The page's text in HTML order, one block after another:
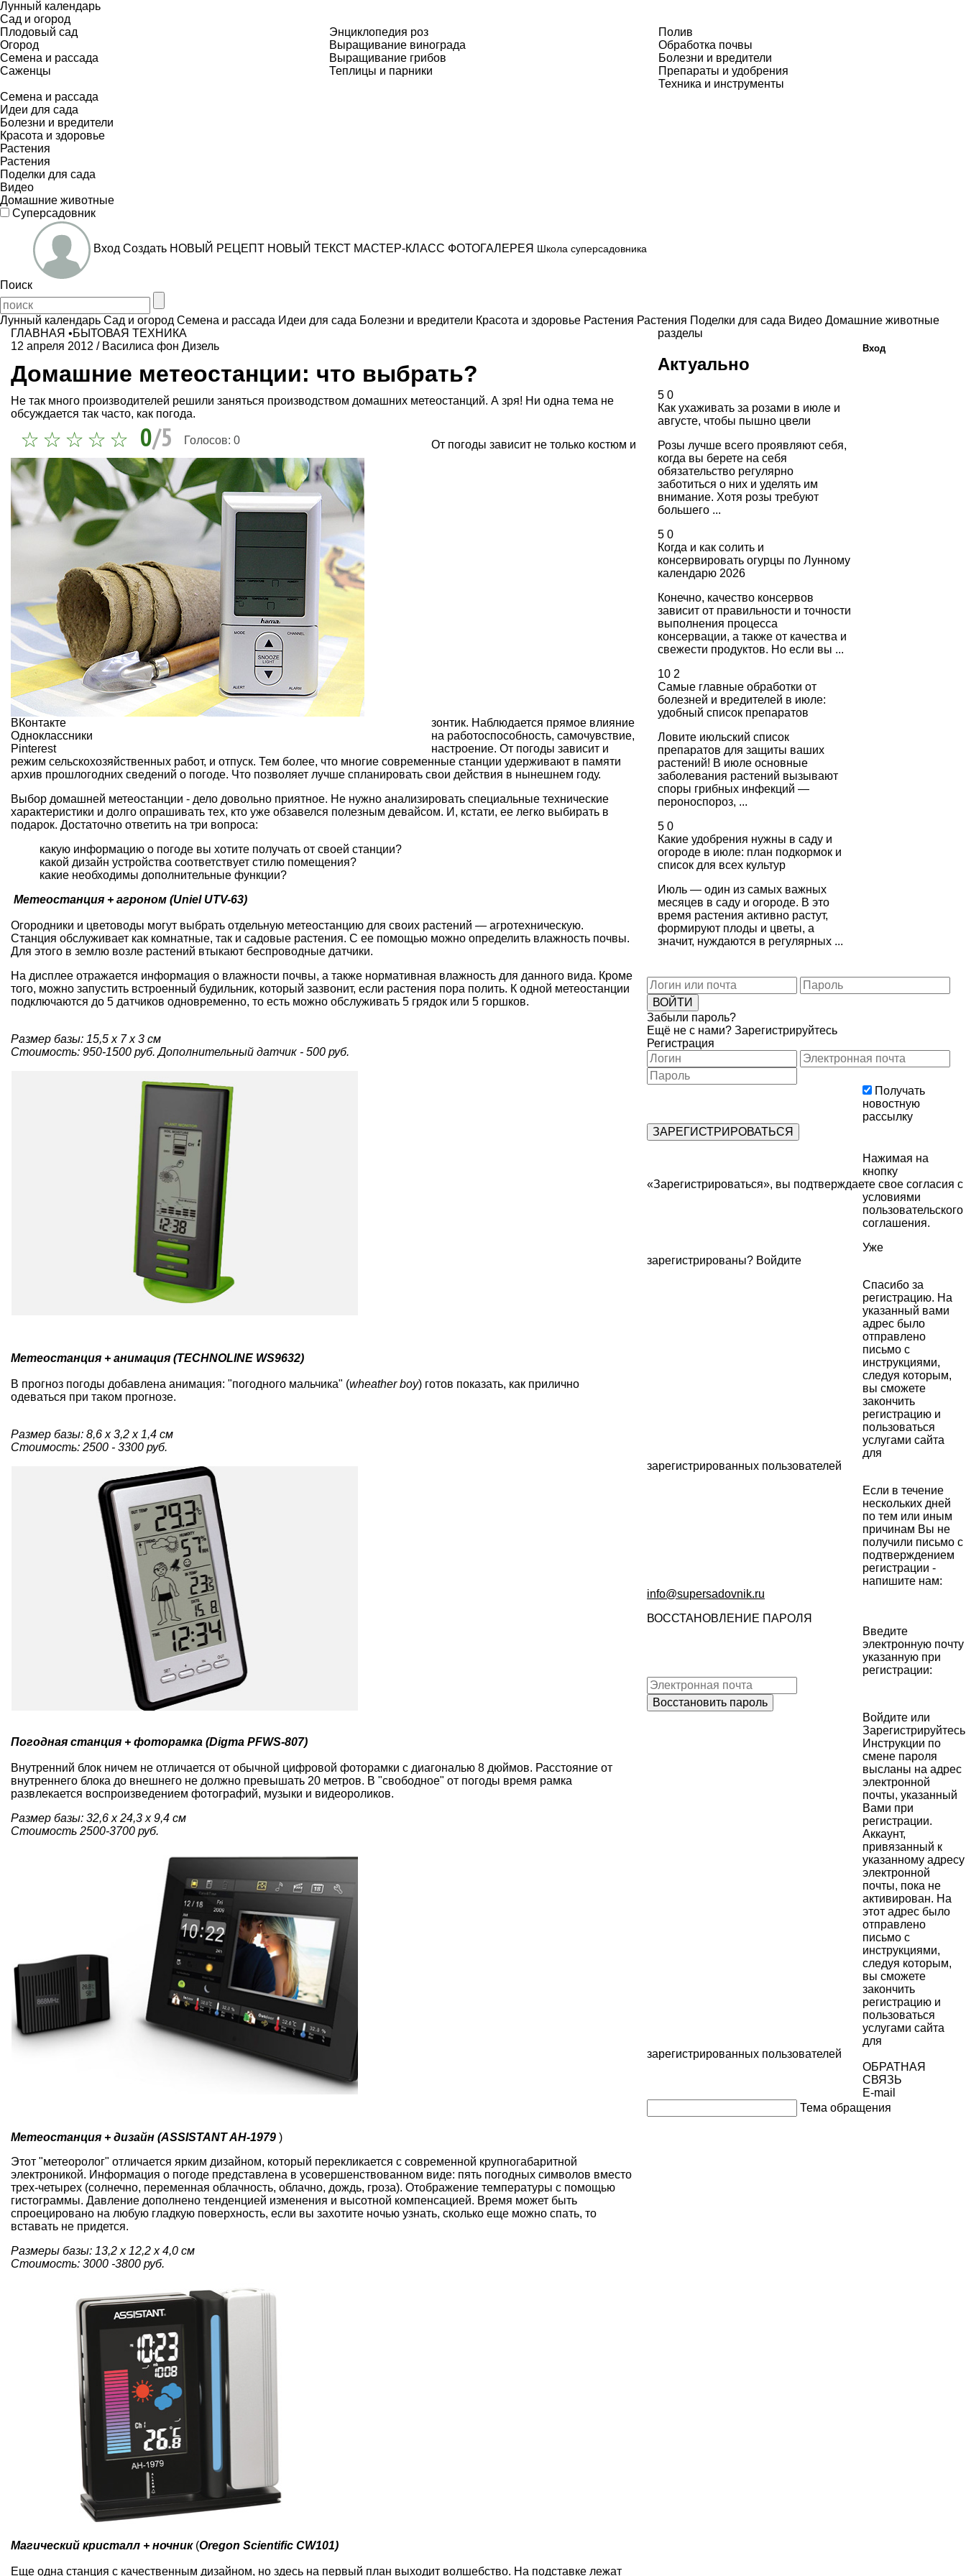
Лунный календарь
Сад и огород
Плодовый сад
Огород
Семена и рассада
Саженцы
Энциклопедия роз
Выращивание винограда
Выращивание грибов
Теплицы и парники
Полив
Обработка почвы
Болезни и вредители
Препараты и удобрения
Техника и инструменты
Семена и рассада
Идеи для сада
Болезни и вредители
Красота и здоровье
Растения
Растения
Поделки для сада
Видео
Домашние животные
Суперсадовник
Вход Создать НОВЫЙ РЕЦЕПТ НОВЫЙ ТЕКСТ МАСТЕР-КЛАСС ФОТОГАЛЕРЕЯ Школа суперсадовника
Поиск
Лунный календарь Сад и огород Семена и рассада Идеи для сада Болезни и вредители Красота и здоровье Растения Растения Поделки для сада Видео Домашние животные
ГЛАВНАЯ •БЫТОВАЯ ТЕХНИКА
12 апреля 2012 / Василиса фон Дизель
Домашние метеостанции: что выбрать?
Не так много производителей решили заняться производством домашних метеостанций. А зря! Ни одна тема не
обсуждается так часто, как погода.
0/5 Голосов: 0
ВКонтакте
Одноклассники
Pinterest
От погоды зависит не только костюм и
зонтик. Наблюдается прямое влияние
на работоспособность, самочувствие,
настроение. От погоды зависит и
режим сельскохозяйственных работ, и отпуск. Тем более, что многие современные станции удерживают в памяти
архив прошлогодних сведений о погоде. Что позволяет лучше спланировать свои действия в нынешнем году.
Выбор домашней метеостанции - дело довольно приятное. Не нужно анализировать специальные технические
характеристики и долго опрашивать тех, кто уже обзавелся полезным девайсом. И, кстати, ее легко выбирать в
подарок. Достаточно ответить на три вопроса:
какую информацию о погоде вы хотите получать от своей станции?
какой дизайн устройства соответствует стилю помещения?
какие необходимы дополнительные функции?
Метеостанция + агроном (Uniel UTV-63)
Огородники и цветоводы могут выбрать отдельную метеостанцию для своих растений — агротехническую.
Станция обслуживает как комнатные, так и садовые растения. С ее помощью можно определить влажность почвы.
Для этого в землю возле растений втыкают беспроводные датчики.
На дисплее отражается информация о влажности почвы, а также нормативная влажность для данного вида. Кроме
того, можно запустить встроенный будильник, который зазвонит, если растения пора полить. К одной метеостанции
подключаются до 5 датчиков одновременно, то есть можно обслуживать 5 грядок или 5 горшков.
Размер базы: 15,5 х 7 х 3 см
Стоимость: 950-1500 руб. Дополнительный датчик - 500 руб.
Метеостанция + анимация (TECHNOLINE WS9632)
В прогноз погоды добавлена анимация: "погодного мальчика" (wheather boy) готов показать, как прилично
одеваться при таком прогнозе.
Размер базы: 8,6 x 3,2 x 1,4 см
Стоимость: 2500 - 3300 руб.
Погодная станция + фоторамка (Digma PFWS-807)
Внутренний блок ничем не отличается от обычной цифровой фоторамки с диагональю 8 дюймов. Расстояние от
внутреннего блока до внешнего не должно превышать 20 метров. В "свободное" от погоды время рамка
развлекается воспроизведением фотографий, музыки и видеороликов.
Размер базы: 32,6 x 24,3 x 9,4 см
Стоимость 2500-3700 руб.
Метеостанция + дизайн (ASSISTANT AH-1979 )
Этот "метеоролог" отличается ярким дизайном, который перекликается с современной крупногабаритной
электроникой. Информация о погоде представлена в усовершенствованном виде: пять погодных символов вместо
трех-четырех (солнечно, переменная облачность, облачно, дождь, гроза). Отображение температуры с помощью
гистограммы. Давление дополнено тенденцией изменения и высотной компенсацией. Время может быть
спроецировано на любую гладкую поверхность, если вы захотите ночью узнать, сколько еще можно спать, то
вставать не придется.
Размеры базы: 13,2 х 12,2 х 4,0 см
Стоимость: 3000 -3800 руб.
Магический кристалл + ночник(Oregon Scientific CW101)
Еще одна станция с качественным дизайном, но здесь на первый план выходит волшебство. На подставке лежат
разделы
Актуально
5 0
Как ухаживать за розами в июле и
августе, чтобы пышно цвели
Розы лучше всего проявляют себя,
когда вы берете на себя
обязательство регулярно
заботиться о них и уделять им
внимание. Хотя розы требуют
большего ...
5 0
Когда и как солить и
консервировать огурцы по Лунному
календарю 2026
Конечно, качество консервов
зависит от правильности и точности
выполнения процесса
консервации, а также от качества и
свежести продуктов. Но если вы ...
10 2
Самые главные обработки от
болезней и вредителей в июле:
удобный список препаратов
Ловите июльский список
препаратов для защиты ваших
растений! В июле основные
заболевания растений вызывают
споры грибных инфекций —
пероноспороз, ...
5 0
Какие удобрения нужны в саду и
огороде в июле: план подкормок и
список для всех культур
Июль — один из самых важных
месяцев в саду и огороде. В это
время растения активно растут,
формируют плоды и цветы, а
значит, нуждаются в регулярных ...
Вход
Забыли пароль?
Ещё не с нами? Зарегистрируйтесь
Регистрация
Получать
новостную
рассылку
Нажимая на
кнопку
«Зарегистрироваться», вы подтверждаете свое согласия с
условиями
пользовательского
соглашения.
Уже
зарегистрированы? Войдите
Спасибо за
регистрацию. На
указанный вами
адрес было
отправлено
письмо с
инструкциями,
следуя которым,
вы сможете
закончить
регистрацию и
пользоваться
услугами сайта
для
зарегистрированных пользователей
Если в течение
нескольких дней
по тем или иным
причинам Вы не
получили письмо с
подтверждением
регистрации -
напишите нам:
info@supersadovnik.ru
ВОССТАНОВЛЕНИЕ ПАРОЛЯ
Введите
электронную почту
указанную при
регистрации:
Войдите или
Зарегистрируйтесь
Инструкции по
смене пароля
высланы на адрес
электронной
почты, указанный
Вами при
регистрации.
Аккаунт,
привязанный к
указанному адресу
электронной
почты, пока не
активирован. На
этот адрес было
отправлено
письмо с
инструкциями,
следуя которым,
вы сможете
закончить
регистрацию и
пользоваться
услугами сайта
для
зарегистрированных пользователей
ОБРАТНАЯ
СВЯЗЬ
E-mail
Тема обращения